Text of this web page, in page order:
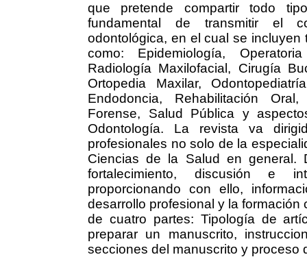
que pretende compartir todo
fundamental de transmitir el
odontológica, en el cual se
como: Epidemiología,
Radiología Maxilofacial, Cirugía
Ortopedia Maxilar,
Endodoncia, Rehabilitación
Forense, Salud Pública y
Odontología. La revista va
profesionales no solo de la
Ciencias de la Salud en general.
fortalecimiento, discusión e
proporcionando con ello,
desarrollo profesional y la
de cuatro partes: Tipología de
preparar un manuscrito,
secciones del manuscrito y proceso